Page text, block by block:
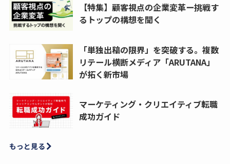
【特集】顧客視点の企業変革ー挑戦す
るトップの構想を聞く
「単独出稿の限界」を突破する。複数
リテール横断メディア「ARUTANA」
が拓く新市場
マーケティング・クリエイティブ転職
成功ガイド
もっと見る